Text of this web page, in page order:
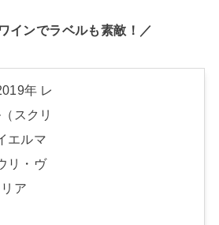
インでラベルも素敵！／
年 レ
スクリ
エルマ
リ・ヴ
ア